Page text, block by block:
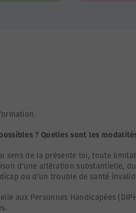
? Quelles sont les
sens de la présente loi, toute
d’une altération substantielle,
ou d’un trouble de santé
aux Personnes Handicapées